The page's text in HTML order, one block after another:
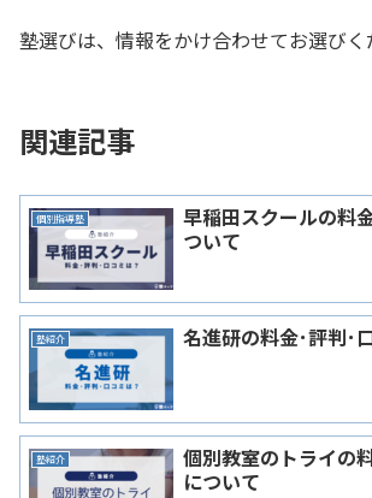
塾選びは、情報をかけ合わせてお選びく
関連記事
個別指導塾
早稲田スクールの料
ついて
塾紹介 名進研の料金･評判･
塾紹介
個別教室のトライの
について